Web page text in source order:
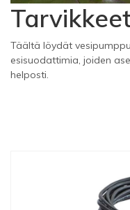
Täältä löydät
esisuodattimia, joiden
helposti.